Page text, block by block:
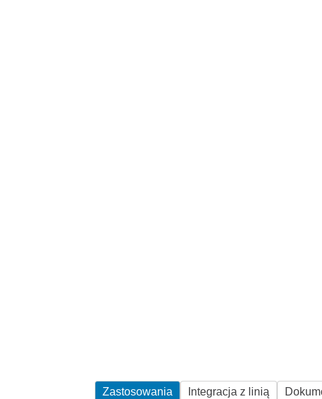
Zastosowania Integracja z linią